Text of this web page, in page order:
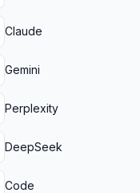
Claude
Gemini
Perplexity
DeepSeek
Code